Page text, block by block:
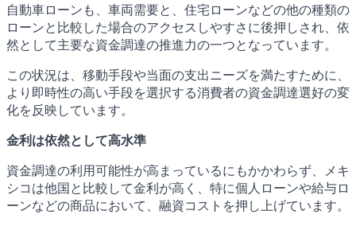
自動車ローンも、車両需要と、住宅ローンなどの他の種類の
ローンと比較した場合のアクセスしやすさに後押しされ、依
然として主要な資金調達の推進力の一つとなっています。
この状況は、移動手段や当面の支出ニーズを満たすために、
より即時性の高い手段を選択する消費者の資金調達選好の変
化を反映しています。
金利は依然として高水準
資金調達の利用可能性が高まっているにもかかわらず、メキ
シコは他国と比較して金利が高く、特に個人ローンや給与ロ
ーンなどの商品において、融資コストを押し上げています。